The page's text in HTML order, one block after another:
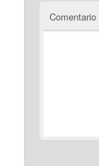
Comentario